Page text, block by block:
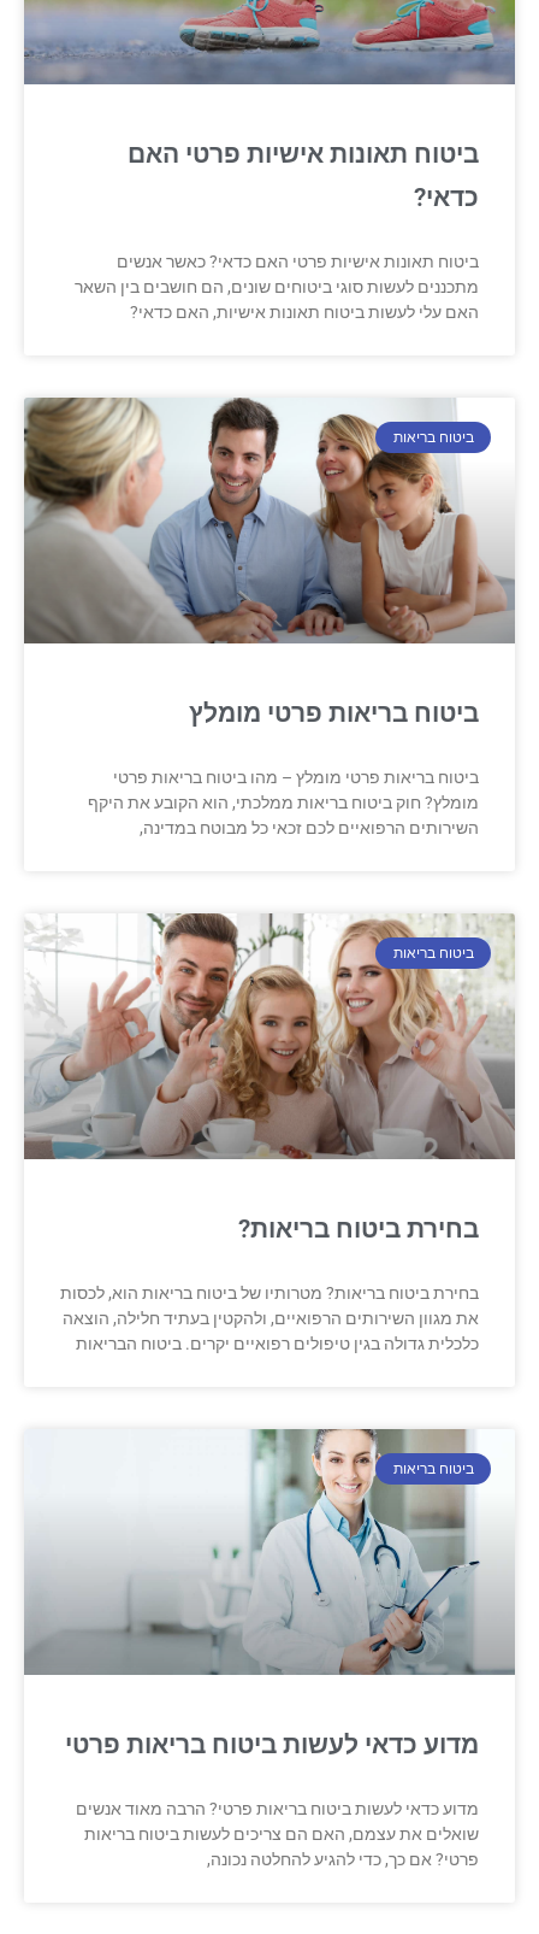
ביטוח תאונות אישיות פרטי האם
כדאי?
ביטוח תאונות אישיות פרטי האם כדאי? כאשר אנשים
מתכננים לעשות סוגי ביטוחים שונים, הם חושבים בין השאר
האם עלי לעשות ביטוח תאונות אישיות, האם כדאי?
ביטוח בריאות
ביטוח בריאות פרטי מומלץ
ביטוח בריאות פרטי מומלץ – מהו ביטוח בריאות פרטי
מומלץ? חוק ביטוח בריאות ממלכתי, הוא הקובע את היקף
השירותים הרפואיים לכם זכאי כל מבוטח במדינה,
ביטוח בריאות
בחירת ביטוח בריאות?
בחירת ביטוח בריאות? מטרותיו של ביטוח בריאות הוא, לכסות
את מגוון השירותים הרפואיים, ולהקטין בעתיד חלילה, הוצאה
כלכלית גדולה בגין טיפולים רפואיים יקרים. ביטוח הבריאות
ביטוח בריאות
מדוע כדאי לעשות ביטוח בריאות פרטי
מדוע כדאי לעשות ביטוח בריאות פרטי? הרבה מאוד אנשים
שואלים את עצמם, האם הם צריכים לעשות ביטוח בריאות
פרטי? אם כך, כדי להגיע להחלטה נכונה,